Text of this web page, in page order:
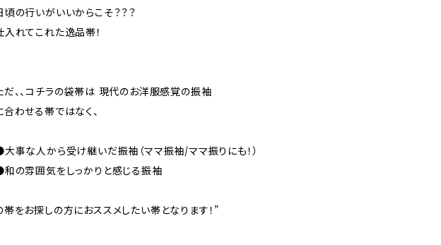
頃の行いがいいからこそ？？？
入れてこれた逸品帯！
だ、、コチラの袋帯は 現代のお洋服感覚の振袖
合わせる帯ではなく、
事な人から受け継いだ振袖（ママ振袖/ママ振りにも！）
の雰囲気をしっかりと感じる振袖
帯をお探しの方におススメしたい帯となります！”